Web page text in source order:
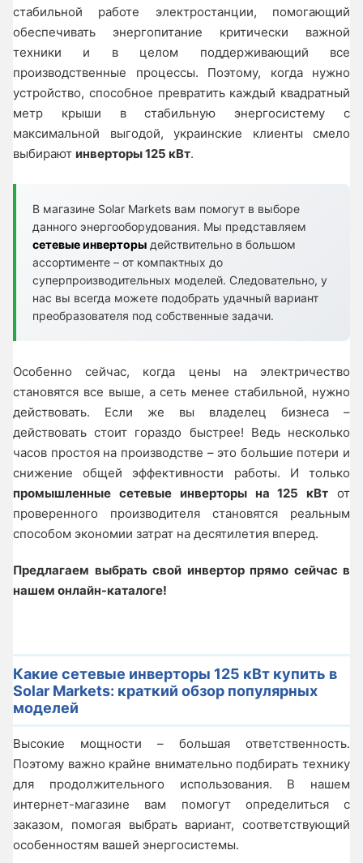
стабильной работе электростанции, помогающий
обеспечивать энергопитание критически важной
техники и в целом поддерживающий все
производственные процессы. Поэтому, когда нужно
устройство, способное превратить каждый квадратный
метр крыши в стабильную энергосистему с
максимальной выгодой, украинские клиенты смело
выбирают инверторы 125 кВт.
В магазине Solar Markets вам помогут в выборе
данного энергооборудования. Мы представляем
сетевые инверторы действительно в большом
ассортименте – от компактных до
суперпроизводительных моделей. Следовательно, у
нас вы всегда можете подобрать удачный вариант
преобразователя под собственные задачи.
Особенно сейчас, когда цены на электричество
становятся все выше, а сеть менее стабильной, нужно
действовать. Если же вы владелец бизнеса –
действовать стоит гораздо быстрее! Ведь несколько
часов простоя на производстве – это большие потери и
снижение общей эффективности работы. И только
промышленные сетевые инверторы на 125 кВт от
проверенного производителя становятся реальным
способом экономии затрат на десятилетия вперед.
Предлагаем выбрать свой инвертор прямо сейчас в
нашем онлайн-каталоге!
Какие сетевые инверторы 125 кВт купить в
Solar Markets: краткий обзор популярных
моделей
Высокие мощности – большая ответственность.
Поэтому важно крайне внимательно подбирать технику
для продолжительного использования. В нашем
интернет-магазине вам помогут определиться с
заказом, помогая выбрать вариант, соответствующий
особенностям вашей энергосистемы.